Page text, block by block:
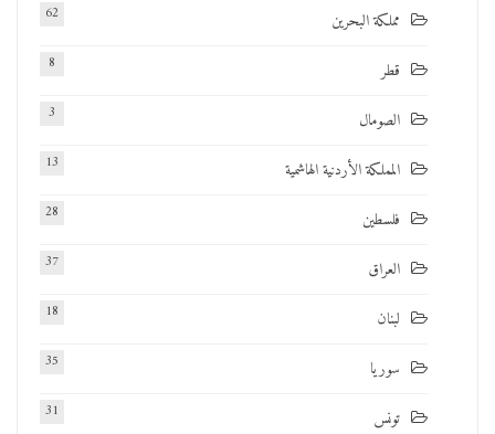
مملكة البحرين 62
قطر 8
الصومال 3
المملكة الأردنية الهاشمية 13
فلسطين 28
العراق 37
لبنان 18
سوريا 35
تونس 31